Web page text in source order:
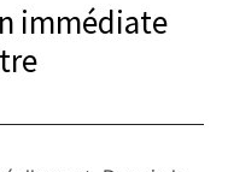
immédiate